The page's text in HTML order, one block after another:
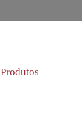
Produtos